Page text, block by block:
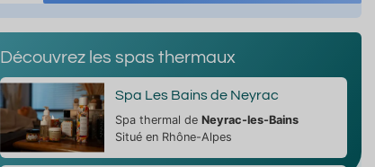
Découvrez les spas thermaux
Spa Les Bains de Neyrac
Spa thermal de Neyrac-les-Bains
Situé en Rhône-Alpes